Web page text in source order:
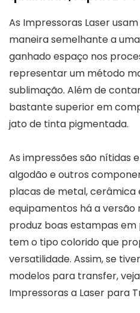
As Impressoras Laser
maneira semelhante a
ganhado espaço nos
representar um método
sublimação. Além de
bastante superior em
jato de tinta pigmentada.
As impressões são nítidas
algodão e outros
placas de metal, cerâmica
equipamentos há a
produz boas estampas
tem o tipo colorido que
versatilidade. Assim, se
modelos para transfer,
Impressoras a Laser para